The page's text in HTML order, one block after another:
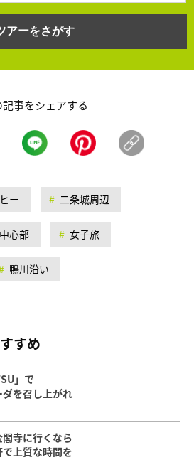
アーをさがす
記事をシェアする
ー 二条城周辺
心部 女子旅
鴨川沿い
すめ
」で
を召し上がれ
寺に行くなら
上質な時間を